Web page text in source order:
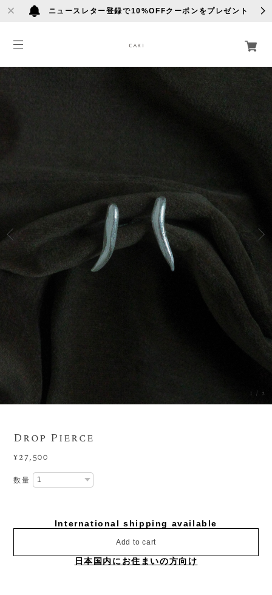
ニュースレター登録で10%OFFクーポンをプレゼント
1 / 2
Drop Pierce
¥27,500
数量
International shipping available
Add to cart
日本国内にお住まいの方向け